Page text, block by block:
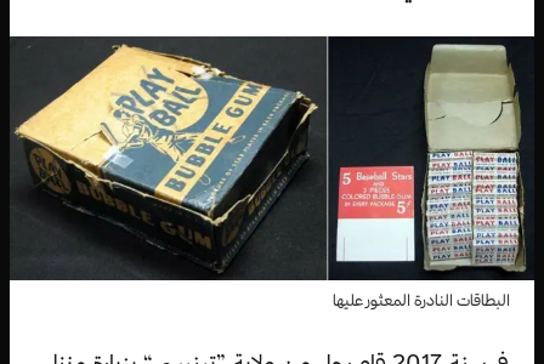
البطاقات النادرة المعثور عليها